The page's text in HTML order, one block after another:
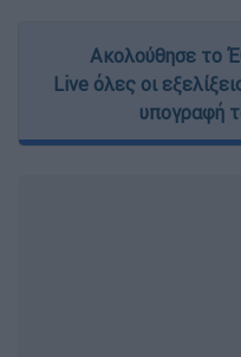
Ακολούθησε το
Live όλες οι
υπογραφή